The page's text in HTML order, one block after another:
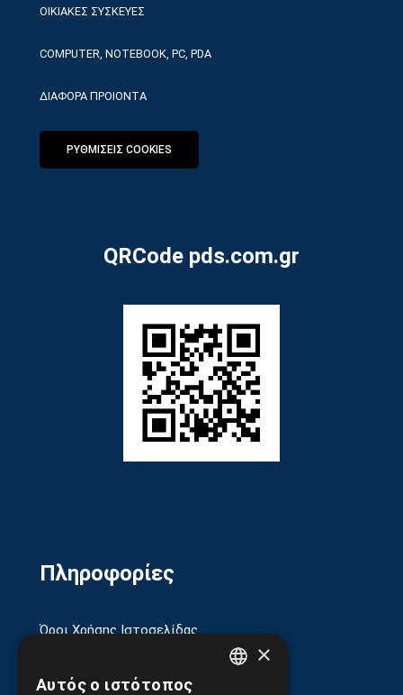
ΟΙΚΙΑΚΕΣ ΣΥΣΚΕΥΕΣ
COMPUTER, NOTEBOOK, PC, PDA
ΔΙΑΦΟΡΑ ΠΡΟΙΟΝΤΑ
ΡΥΘΜΙΣΕΙΣ COOKIES
QRCode pds.com.gr
Πληροφορίες
Όροι Χρήσης Ιστοσελίδας
Πολιτική Απορρήτου
×
Αυτός ο ιστότοπος